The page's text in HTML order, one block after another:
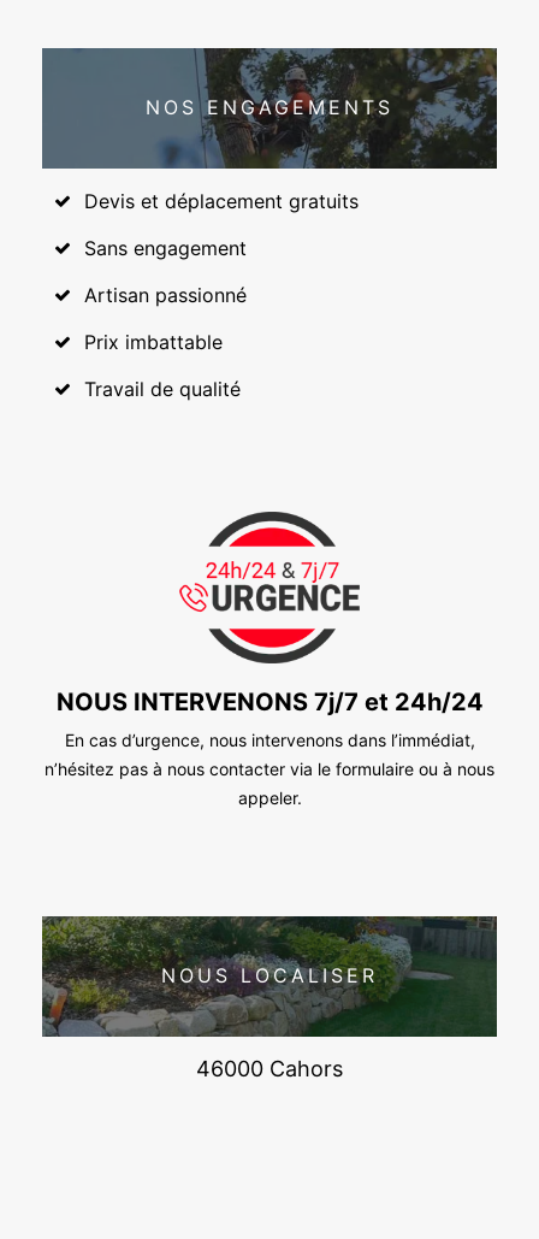
NOS ENGAGEMENTS
Devis et déplacement gratuits
Sans engagement
Artisan passionné
Prix imbattable
Travail de qualité
NOUS INTERVENONS 7j/7 et 24h/24
En cas d’urgence, nous intervenons dans l’immédiat,
n’hésitez pas à nous contacter via le formulaire ou à nous
appeler.
NOUS LOCALISER
46000 Cahors